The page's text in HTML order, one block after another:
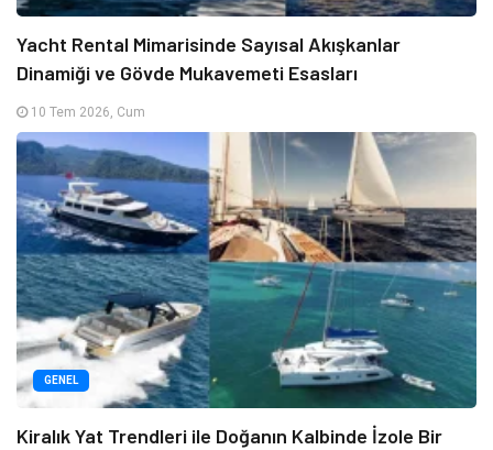
Yacht Rental Mimarisinde Sayısal Akışkanlar
Dinamiği ve Gövde Mukavemeti Esasları
10 Tem 2026, Cum
GENEL
Kiralık Yat Trendleri ile Doğanın Kalbinde İzole Bir